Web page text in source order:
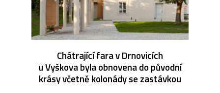
Chátrající fara v Drnovicích
u Vyškova byla obnovena do původní
krásy včetně kolonády se zastávkou